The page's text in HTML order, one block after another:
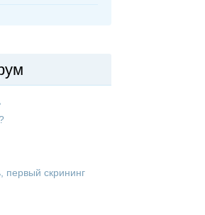
первый скрининг